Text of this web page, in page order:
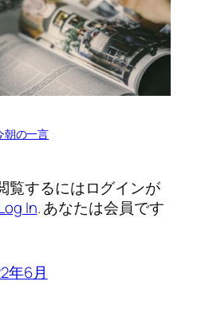
朝の一言
覧するにはログインが
In. あなたは会員です
年6月